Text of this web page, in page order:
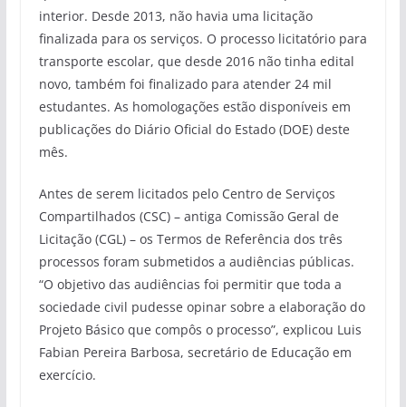
interior. Desde 2013, não havia uma licitação
finalizada para os serviços. O processo licitatório para
transporte escolar, que desde 2016 não tinha edital
novo, também foi finalizado para atender 24 mil
estudantes. As homologações estão disponíveis em
publicações do Diário Oficial do Estado (DOE) deste
mês.
Antes de serem licitados pelo Centro de Serviços
Compartilhados (CSC) – antiga Comissão Geral de
Licitação (CGL) – os Termos de Referência dos três
processos foram submetidos a audiências públicas.
“O objetivo das audiências foi permitir que toda a
sociedade civil pudesse opinar sobre a elaboração do
Projeto Básico que compôs o processo”, explicou Luis
Fabian Pereira Barbosa, secretário de Educação em
exercício.